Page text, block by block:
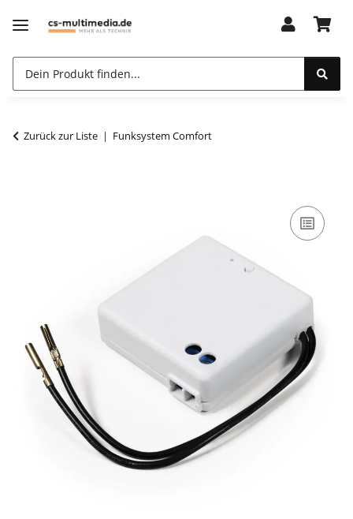
Zurück zur Liste Funksystem Comfort